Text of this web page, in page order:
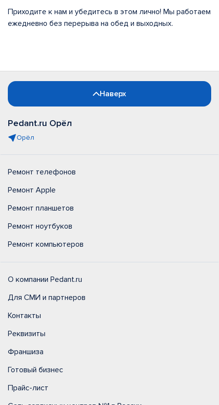
Приходите к нам и убедитесь в этом лично! Мы работаем
ежедневно без перерыва на обед и выходных.
Наверх
Pedant.ru Орёл
Орёл
Ремонт телефонов
Ремонт Apple
Ремонт планшетов
Ремонт ноутбуков
Ремонт компьютеров
О компании Pedant.ru
Для СМИ и партнеров
Контакты
Реквизиты
Франшиза
Готовый бизнес
Прайс-лист